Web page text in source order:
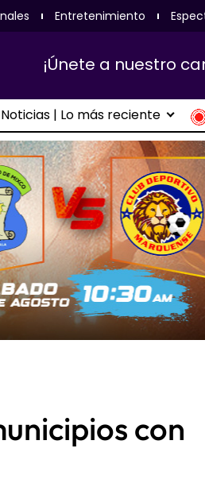
Entretenimiento
¡Únete a nuestro
Noticias | Lo más reciente